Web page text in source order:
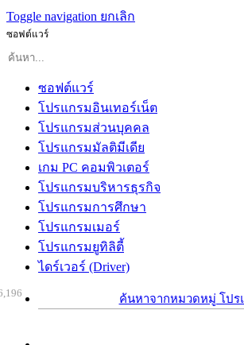
Toggle navigation ยกเลิก
ซอฟต์แวร์
ซอฟต์แวร์
โปรแกรมอินเทอร์เน็ต
โปรแกรมส่วนบุคคล
โปรแกรมมัลติมีเดีย
เกม PC คอมพิวเตอร์
โปรแกรมบริหารธุรกิจ
โปรแกรมการศึกษา
โปรแกรมเมอร์
โปรแกรมยูทิลิตี้
ไดร์เวอร์ (Driver)
ค้นหาจากหมวดหมู่ โปร